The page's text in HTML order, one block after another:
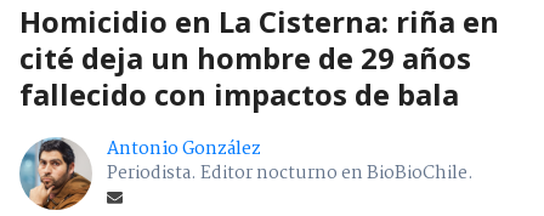
Homicidio en La Cisterna: riña en
cité deja un hombre de 29 años
fallecido con impactos de bala
Antonio González
Periodista. Editor nocturno en BioBioChile.